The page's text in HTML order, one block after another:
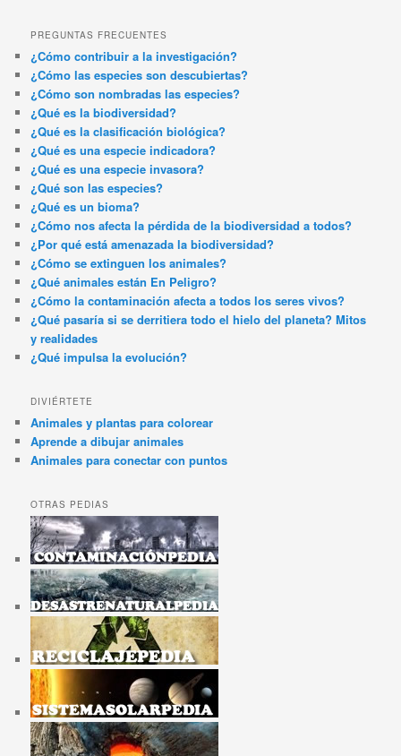
PREGUNTAS FRECUENTES
¿Cómo contribuir a la investigación?
¿Cómo las especies son descubiertas?
¿Cómo son nombradas las especies?
¿Qué es la biodiversidad?
¿Qué es la clasificación biológica?
¿Qué es una especie indicadora?
¿Qué es una especie invasora?
¿Qué son las especies?
¿Qué es un bioma?
¿Cómo nos afecta la pérdida de la biodiversidad a todos?
¿Por qué está amenazada la biodiversidad?
¿Cómo se extinguen los animales?
¿Qué animales están En Peligro?
¿Cómo la contaminación afecta a todos los seres vivos?
¿Qué pasaría si se derritiera todo el hielo del planeta? Mitos
y realidades
¿Qué impulsa la evolución?
DIVIÉRTETE
Animales y plantas para colorear
Aprende a dibujar animales
Animales para conectar con puntos
OTRAS PEDIAS